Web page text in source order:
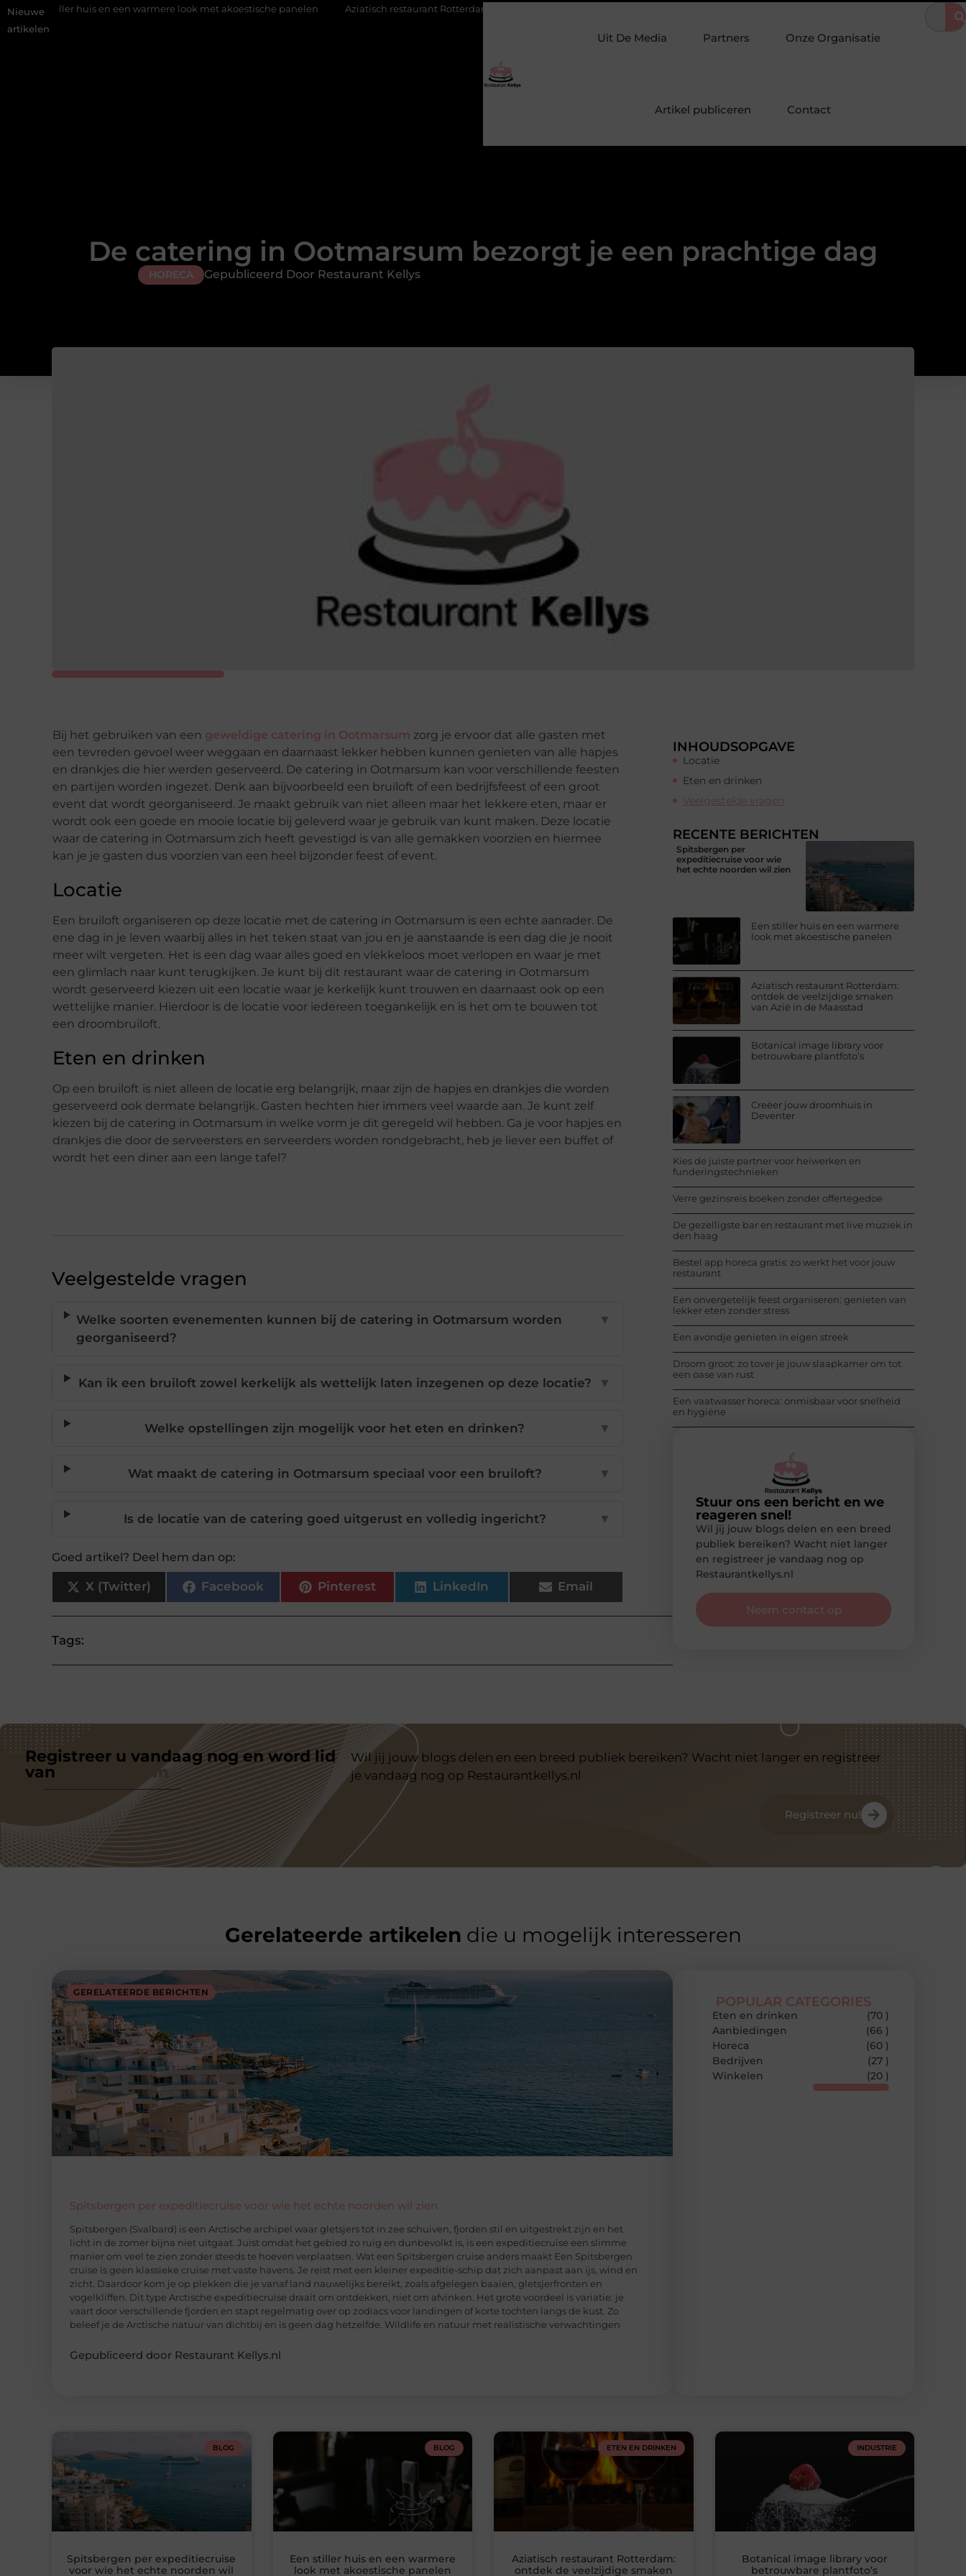
Nieuwe
artikelen
en een warmere look met akoestische panelen Aziatisch restaurant Rotterdam: ontdek de veelzijdige smaken van Azië in de Maasstad
Uit De Media Partners Onze Organisatie
Artikel publiceren Contact
De catering in Ootmarsum bezorgt je een prachtige dag
HORECA Gepubliceerd Door Restaurant Kellys
Bij het gebruiken van een geweldige catering in Ootmarsum zorg je ervoor dat alle gasten met
een tevreden gevoel weer weggaan en daarnaast lekker hebben kunnen genieten van alle hapjes
en drankjes die hier werden geserveerd. De catering in Ootmarsum kan voor verschillende feesten
en partijen worden ingezet. Denk aan bijvoorbeeld een bruiloft of een bedrijfsfeest of een groot
event dat wordt georganiseerd. Je maakt gebruik van niet alleen maar het lekkere eten, maar er
wordt ook een goede en mooie locatie bij geleverd waar je gebruik van kunt maken. Deze locatie
waar de catering in Ootmarsum zich heeft gevestigd is van alle gemakken voorzien en hiermee
kan je je gasten dus voorzien van een heel bijzonder feest of event.
Locatie
Een bruiloft organiseren op deze locatie met de catering in Ootmarsum is een echte aanrader. De
ene dag in je leven waarbij alles in het teken staat van jou en je aanstaande is een dag die je nooit
meer wilt vergeten. Het is een dag waar alles goed en vlekkeloos moet verlopen en waar je met
een glimlach naar kunt terugkijken. Je kunt bij dit restaurant waar de catering in Ootmarsum
wordt geserveerd kiezen uit een locatie waar je kerkelijk kunt trouwen en daarnaast ook op een
wettelijke manier. Hierdoor is de locatie voor iedereen toegankelijk en is het om te bouwen tot
een droombruiloft.
Eten en drinken
Op een bruiloft is niet alleen de locatie erg belangrijk, maar zijn de hapjes en drankjes die worden
geserveerd ook dermate belangrijk. Gasten hechten hier immers veel waarde aan. Je kunt zelf
kiezen bij de catering in Ootmarsum in welke vorm je dit geregeld wil hebben. Ga je voor hapjes en
drankjes die door de serveersters en serveerders worden rondgebracht, heb je liever een buffet of
wordt het een diner aan een lange tafel?
Veelgestelde vragen
Welke soorten evenementen kunnen bij de catering in Ootmarsum worden
georganiseerd?
▼
Kan ik een bruiloft zowel kerkelijk als wettelijk laten inzegenen op deze locatie? ▼
Welke opstellingen zijn mogelijk voor het eten en drinken? ▼
Wat maakt de catering in Ootmarsum speciaal voor een bruiloft? ▼
Is de locatie van de catering goed uitgerust en volledig ingericht? ▼
Goed artikel? Deel hem dan op:
X (Twitter) Facebook Pinterest LinkedIn Email
Tags:
INHOUDSOPGAVE
Locatie
Eten en drinken
Veelgestelde vragen
RECENTE BERICHTEN
Spitsbergen per
expeditiecruise voor wie
het echte noorden wil zien
Een stiller huis en een warmere
look met akoestische panelen
Aziatisch restaurant Rotterdam:
ontdek de veelzijdige smaken
van Azië in de Maasstad
Botanical image library voor
betrouwbare plantfoto’s
Creëer jouw droomhuis in
Deventer
Kies de juiste partner voor heiwerken en
funderingstechnieken
Verre gezinsreis boeken zonder offertegedoe
De gezelligste bar en restaurant met live muziek in
den haag
Bestel app horeca gratis: zo werkt het voor jouw
restaurant
Een onvergetelijk feest organiseren: genieten van
lekker eten zonder stress
Een avondje genieten in eigen streek
Droom groot: zo tover je jouw slaapkamer om tot
een oase van rust
Een vaatwasser horeca: onmisbaar voor snelheid
en hygiëne
Stuur ons een bericht en we
reageren snel!
Wil jij jouw blogs delen en een breed
publiek bereiken? Wacht niet langer
en registreer je vandaag nog op
Restaurantkellys.nl
Neem contact op
Registreer u vandaag nog en word lid
van
Wil jij jouw blogs delen en een breed publiek bereiken? Wacht niet langer en registreer
je vandaag nog op Restaurantkellys.nl
Registreer nu!
Gerelateerde artikelen die u mogelijk interesseren
GERELATEERDE BERICHTEN
Spitsbergen per expeditiecruise voor wie het echte noorden wil zien
Spitsbergen (Svalbard) is een Arctische archipel waar gletsjers tot in zee schuiven, fjorden stil en uitgestrekt zijn en het
licht in de zomer bijna niet uitgaat. Juist omdat het gebied zo ruig en dunbevolkt is, is een expeditiecruise een slimme
manier om veel te zien zonder steeds te hoeven verplaatsen. Wat een Spitsbergen cruise anders maakt Een Spitsbergen
cruise is geen klassieke cruise met vaste havens. Je reist met een kleiner expeditie-schip dat zich aanpast aan ijs, wind en
zicht. Daardoor kom je op plekken die je vanaf land nauwelijks bereikt, zoals afgelegen baaien, gletsjerfronten en
vogelkliffen. Dit type Arctische expeditiecruise draait om ontdekken, niet om afvinken. Het grote voordeel is variatie: je
vaart door verschillende fjorden en stapt regelmatig over op zodiacs voor landingen of korte tochten langs de kust. Zo
beleef je de Arctische natuur van dichtbij en is geen dag hetzelfde. Wildlife en natuur met realistische verwachtingen
Gepubliceerd door Restaurant Kellys.nl
POPULAR CATEGORIES
Eten en drinken
(70 )
Aanbiedingen
(66 )
Horeca
(60 )
Bedrijven
(27 )
Winkelen
(20 )
BLOG
Spitsbergen per expeditiecruise
voor wie het echte noorden wil
BLOG
Een stiller huis en een warmere
look met akoestische panelen
ETEN EN DRINKEN
Aziatisch restaurant Rotterdam:
ontdek de veelzijdige smaken
INDUSTRIE
Botanical image library voor
betrouwbare plantfoto’s